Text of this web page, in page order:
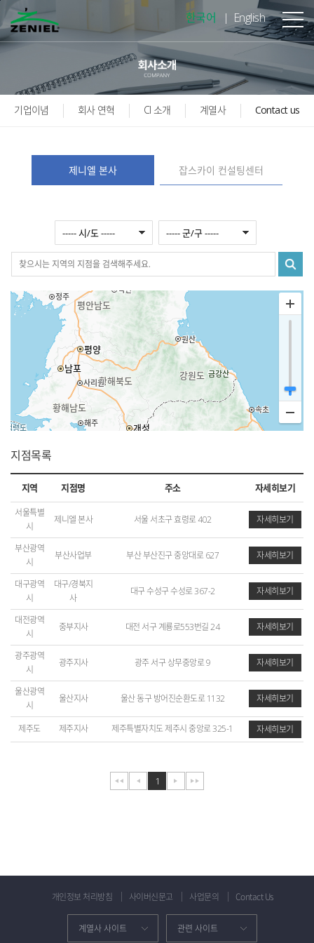
본문바로가기
한국어 English
기업이념 회사 연혁 CI 소개 계열사 Contact us
제니엘 본사 잡스카이 컨설팅센터
64km
지점목록
지역 지점명 주소 자세히보기
서울특별
시
제니엘 본사 서울 서초구 효령로 402 자세히보기
부산광역
시
부산사업부 부산 부산진구 중앙대로 627 자세히보기
대구광역
시
대구/경북지
사
대구 수성구 수성로 367-2 자세히보기
대전광역
시
중부지사 대전 서구 계룡로553번길 24 자세히보기
광주광역
시
광주지사 광주 서구 상무중앙로 9 자세히보기
울산광역
시
울산지사 울산 동구 방어진순환도로 1132 자세히보기
제주도 제주지사 제주특별자치도 제주시 중앙로 325-1 자세히보기
1
개인정보 처리방침 사이버신문고 사업문의 Contact Us